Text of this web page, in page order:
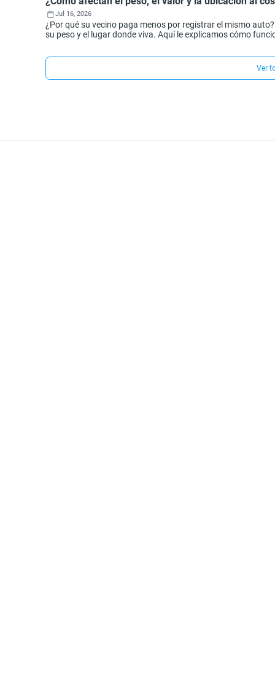
Jul 16, 2026
¿Por qué su vecino paga menos por registrar el mismo
su peso y el lugar donde viva. Aquí le explicamos cómo
Ver